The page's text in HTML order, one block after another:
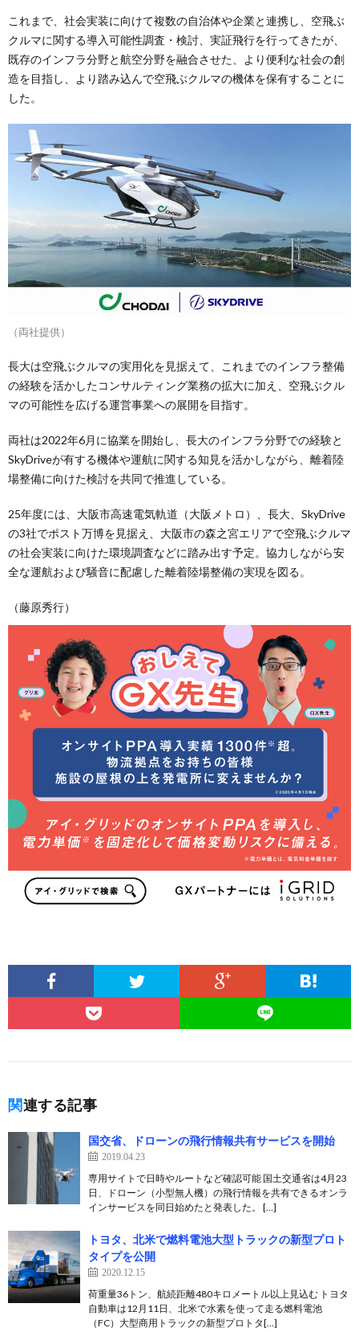
これまで、社会実装に向けて複数の自治体や企業と連携し、空飛ぶ
クルマに関する導入可能性調査・検討、実証飛行を行ってきたが、
既存のインフラ分野と航空分野を融合させた、より便利な社会の創
造を目指し、より踏み込んで空飛ぶクルマの機体を保有することに
した。
（両社提供）
長大は空飛ぶクルマの実用化を見据えて、これまでのインフラ整備
の経験を活かしたコンサルティング業務の拡大に加え、空飛ぶクル
マの可能性を広げる運営事業への展開を目指す。
両社は2022年6月に協業を開始し、長大のインフラ分野での経験と
SkyDriveが有する機体や運航に関する知見を活かしながら、離着陸
場整備に向けた検討を共同で推進している。
25年度には、大阪市高速電気軌道（大阪メトロ）、長大、SkyDrive
の3社でポスト万博を見据え、大阪市の森之宮エリアで空飛ぶクルマ
の社会実装に向けた環境調査などに踏み出す予定。協力しながら安
全な運航および騒音に配慮した離着陸場整備の実現を図る。
（藤原秀行）
関連する記事
国交省、ドローンの飛行情報共有サービスを開始
2019.04.23
専用サイトで日時やルートなど確認可能 国土交通省は4月23
日、ドローン（小型無人機）の飛行情報を共有できるオンラ
インサービスを同日始めたと発表した。 […]
トヨタ、北米で燃料電池大型トラックの新型プロト
タイプを公開
2020.12.15
荷重量36トン、航続距離480キロメートル以上見込む トヨタ
自動車は12月11日、北米で水素を使って走る燃料電池
（FC）大型商用トラックの新型プロトタ[…]